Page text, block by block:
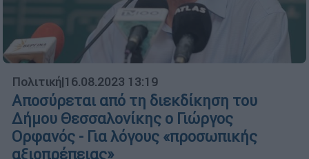
Πολιτική|16.08.2023 13:19
Αποσύρεται από τη διεκδίκηση του
Δήμου Θεσσαλονίκης ο Γιώργος
Ορφανός - Για λόγους «προσωπικής
αξιοπρέπειας»